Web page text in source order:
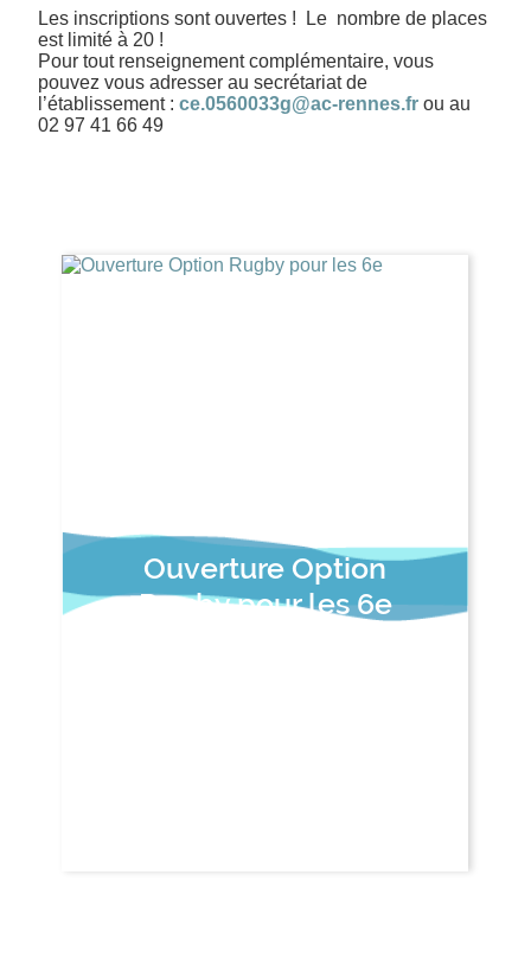
Les inscriptions sont ouvertes ! Le nombre de places
est limité à 20 !
Pour tout renseignement complémentaire, vous
pouvez vous adresser au secrétariat de
l’établissement :ce.0560033g@ac-rennes.fr ou au
02 97 41 66 49
Ouverture Option
Rugby pour les 6e